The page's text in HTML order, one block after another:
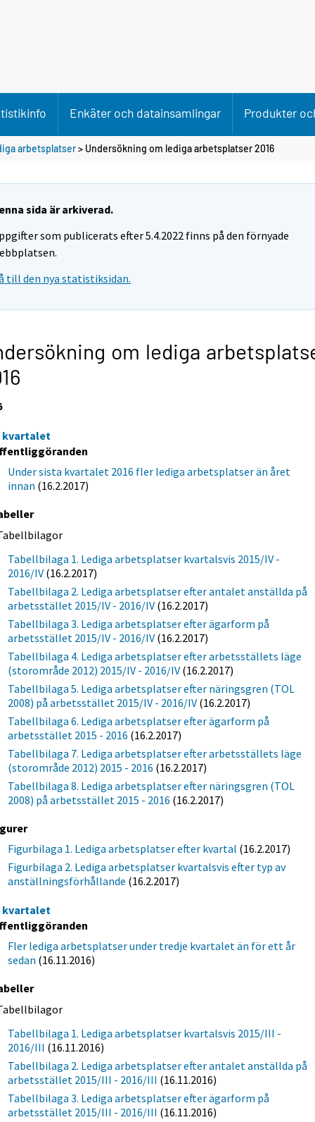
Enkäter och datainsamlingar Produkter
arbetsplatser> Undersökning om lediga arbetsplatser 2016
sida är arkiverad.
som publicerats efter 5.4.2022 finns på den förnyade
till den nya statistiksidan.
om lediga
kvartalet
Under sista kvartalet 2016 fler lediga arbetsplatser än året
innan (16.2.2017)
Tabellbilaga 1. Lediga arbetsplatser kvartalsvis 2015/IV -
2016/IV (16.2.2017)
Tabellbilaga 2. Lediga arbetsplatser efter antalet anställda på
arbetsstället 2015/IV - 2016/IV (16.2.2017)
Tabellbilaga 3. Lediga arbetsplatser efter ägarform på
arbetsstället 2015/IV - 2016/IV (16.2.2017)
Tabellbilaga 4. Lediga arbetsplatser efter arbetsställets läge
(storområde 2012) 2015/IV - 2016/IV (16.2.2017)
Tabellbilaga 5. Lediga arbetsplatser efter näringsgren (TOL
2008) på arbetsstället 2015/IV - 2016/IV (16.2.2017)
Tabellbilaga 6. Lediga arbetsplatser efter ägarform på
arbetsstället 2015 - 2016 (16.2.2017)
Tabellbilaga 7. Lediga arbetsplatser efter arbetsställets läge
(storområde 2012) 2015 - 2016 (16.2.2017)
Tabellbilaga 8. Lediga arbetsplatser efter näringsgren (TOL
2008) på arbetsstället 2015 - 2016 (16.2.2017)
Figurbilaga 1. Lediga arbetsplatser efter kvartal (16.2.2017)
Figurbilaga 2. Lediga arbetsplatser kvartalsvis efter typ av
anställningsförhållande (16.2.2017)
kvartalet
Fler lediga arbetsplatser under tredje kvartalet än för ett år
sedan (16.11.2016)
Tabellbilaga 1. Lediga arbetsplatser kvartalsvis 2015/III -
2016/III (16.11.2016)
Tabellbilaga 2. Lediga arbetsplatser efter antalet anställda på
arbetsstället 2015/III - 2016/III (16.11.2016)
Tabellbilaga 3. Lediga arbetsplatser efter ägarform på
arbetsstället 2015/III - 2016/III (16.11.2016)